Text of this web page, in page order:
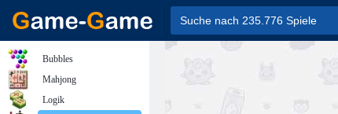
Bubbles
Mahjong
Logik